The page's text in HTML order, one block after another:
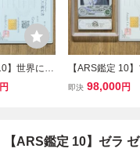
】世界に5
SDV3-0
BALL
円
【ARS鑑定 10
スーパーレア
H メテオミッシ
即決 98,000円
【ARS鑑定 10】ゼラ